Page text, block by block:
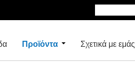
Προϊόντα Σχετικά με εμάς